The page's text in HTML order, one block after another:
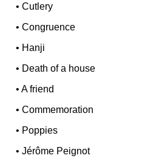
•Cutlery
•Congruence
• Hanji
• Death of a house
•A friend
•Commemoration
• Poppies
•Jérôme Peignot